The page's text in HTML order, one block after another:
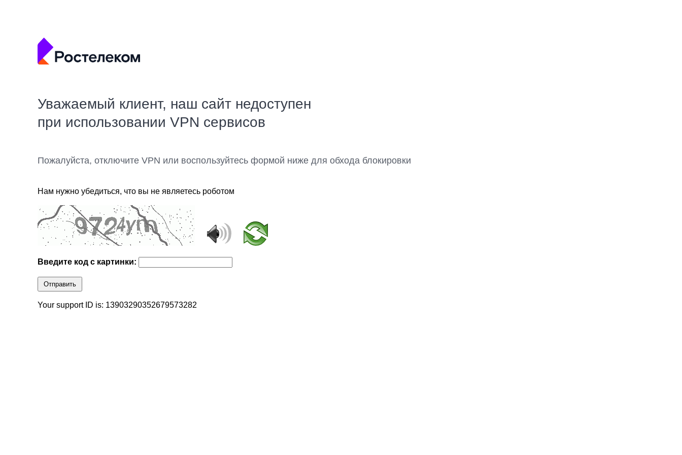
Уважаемый клиент, наш сайт недоступен
при использовании VPN сервисов
Пожалуйста, отключите VPN или воспользуйтесь формой ниже для обхода блокировки
Нам нужно убедиться, что вы не являетесь роботом
Введите код с картинки:
Отправить
Your support ID is: 13903290352679573282